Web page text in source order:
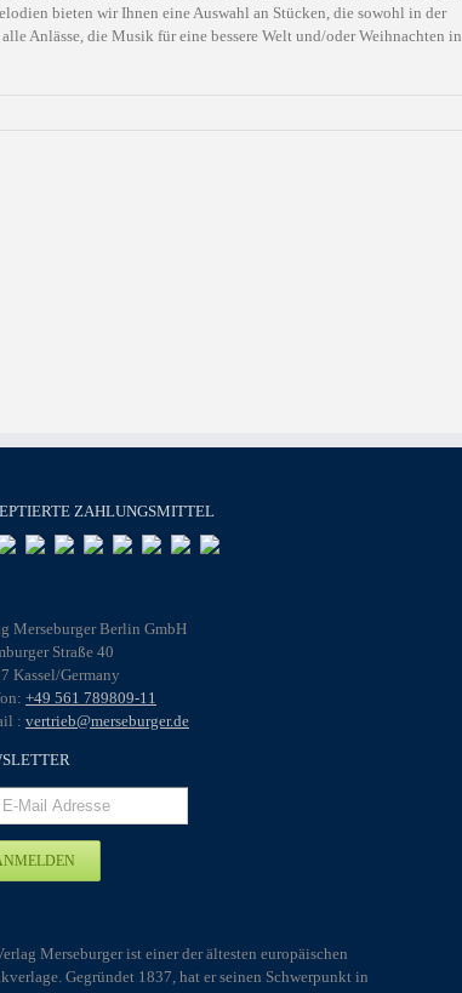
bieten wir Ihnen eine Auswahl an Stücken, die sowohl in der
Anlässe, die Musik für eine bessere Welt und/oder Weihnachten in
ZAHLUNGSMITTEL
Merseburger Berlin GmbH
Straße 40
Kassel/Germany
+49 561 789809-11
: vertrieb@merseburger.de
Merseburger ist einer der ältesten europäischen
Gegründet 1837, hat er seinen Schwerpunkt in